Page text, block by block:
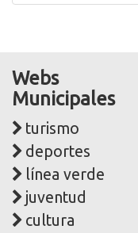
Webs
Municipales
turismo
deportes
línea verde
juventud
cultura